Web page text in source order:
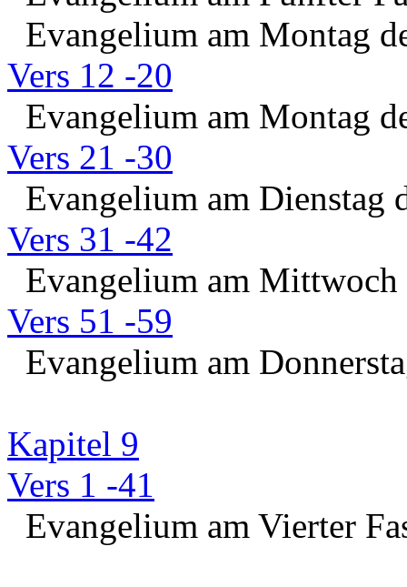
Evangelium am Montag
Vers 12 -20
Evangelium am Montag
Vers 21 -30
Evangelium am Dienstag
Vers 31 -42
Evangelium am Mittwoch
Vers 51 -59
Evangelium am
Kapitel 9
Vers 1 -41
Evangelium am Vierter